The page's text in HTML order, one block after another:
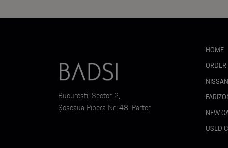
CONFORT :
Aer condiționat manual
București, Sector 2,
Șoseaua Pipera Nr. 48, Parter
HOME
NISSAN
NEW
USED